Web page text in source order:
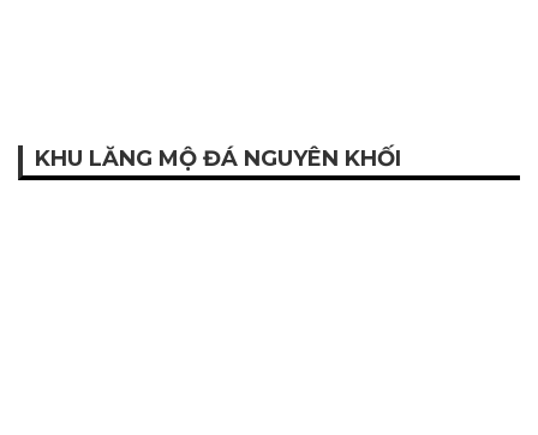
KHU LĂNG MỘ ĐÁ NGUYÊN KHỐI